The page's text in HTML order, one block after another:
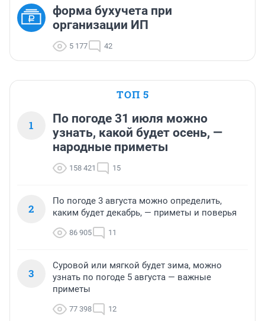
форма бухучета при
организации ИП
5 177 42
ТОП 5
1
По погоде 31 июля можно
узнать, какой будет осень, —
народные приметы
158 421 15
2
По погоде 3 августа можно определить,
каким будет декабрь, — приметы и поверья
86 905 11
3
Суровой или мягкой будет зима, можно
узнать по погоде 5 августа — важные
приметы
77 398 12